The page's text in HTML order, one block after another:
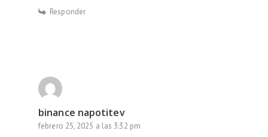
Responder
binance napotitev
febrero 25, 2025 a las 3:32 pm